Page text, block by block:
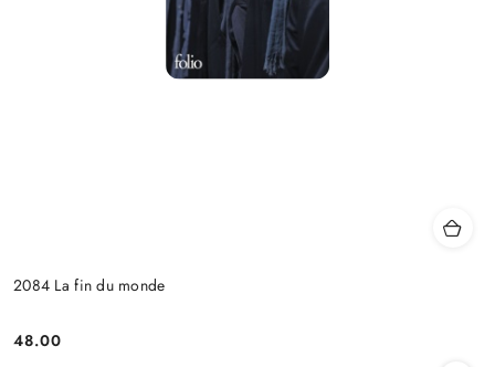
2084 La fin du monde
Cena:
48.00